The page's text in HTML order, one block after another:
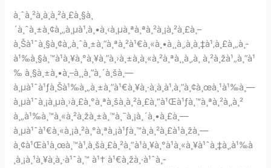
à¸ˆà¸²à¸à¸à¸²à¸£à¸§à¸
´à¸ˆà¸±à¸¢à¸„à¸µà¹‚à¸•à¸‹à¸µà¸ªà¸ªà¸²à¸¡à¸²à¸£à¸–
à¸Šà¹ˆà¸§à¸¢à¸‚à¸ˆà¸±à¸”à¸ªà¸²à¹€à¸«à¸•à¸¸à¸‚à¸­à¸‡à¹‚à¸£à¸„à¸­
à¹‰à¸§à¸™à¹à¸¥à¸°à¸¥à¸”à¸›à¸±à¸à¸«à¸²à¸ªà¸¸à¸‚à¸ à¸²à¸žà¹„à¸”à¹
‰ à¸§à¸±à¸•à¸–à¸¸à¸”à¸´à¸šà¸—
à¸µà¹ˆà¹ƒà¸Šà¹‰à¸„à¸±à¸”à¹€à¸¥à¸·à¸­à¸à¹‚à¸”à¸¢à¸œà¸¹à¹‰à¸—
à¸µà¹ˆà¸¡à¸µà¸›à¸£à¸°à¸ªà¸šà¸à¸²à¸£à¸“à¹Œà¹ƒà¸™à¸ªà¸²à¸‚à¸²
à¸„à¹‰à¸™à¸«à¸²à¸žà¸±à¸™à¸˜à¸¡à¸´à¸•à¸£à¸—
à¸µà¹ˆà¹€à¸«à¸¡à¸²à¸°à¸ªà¸¡à¹ƒà¸™à¸à¸²à¸£à¹à¸žà¸—
à¸¢à¹Œà¹à¸œà¸™à¹‚à¸šà¸£à¸²à¸“à¹à¸¥à¸°à¹à¸«à¸¥à¹ˆà¸‡à¸‚à¹‰à
¸­à¸¡à¸¹à¸¥à¸­à¸·à¹ˆà¸™ à¹† à¹€à¸žà¸·à¹ˆà¸­